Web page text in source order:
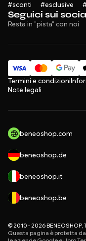
Seguici sui
Resta in "pista" con noi
#sconti #esclusive
Termini e condizioni
Note legali
beneoshop.com
beneoshop.de
beneoshop.it
beneoshop.be
© 2010 - 2026
Questa pagina è protetta da